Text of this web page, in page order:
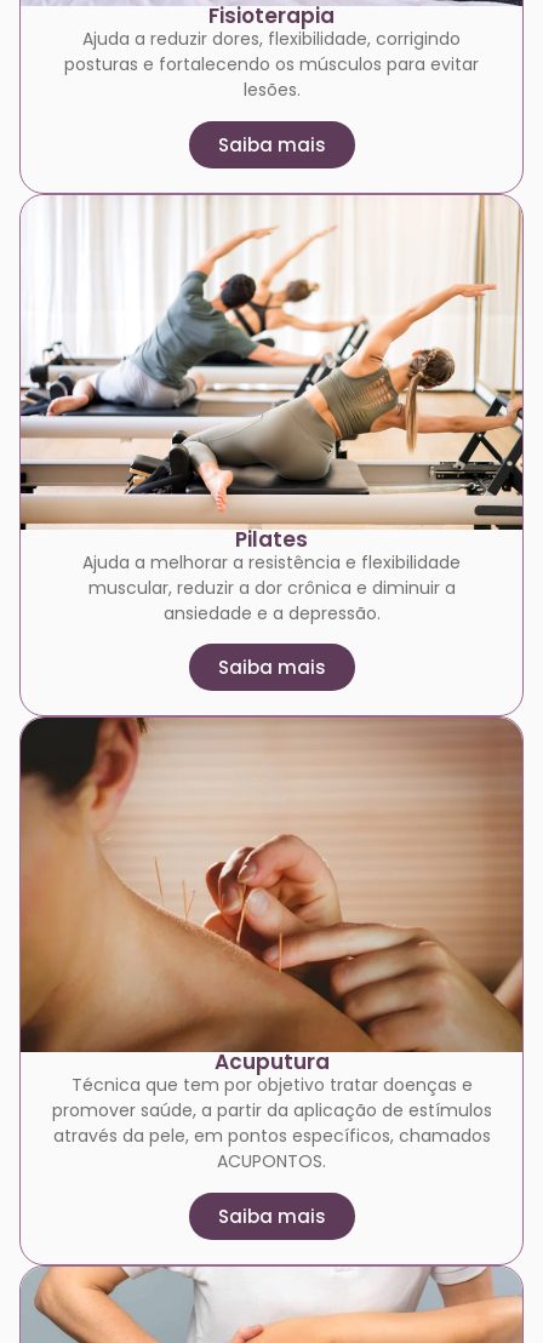
Fisioterapia
Ajuda a reduzir dores, flexibilidade, corrigindo
posturas e fortalecendo os músculos para evitar
lesões.
Saiba mais
Pilates
Ajuda a melhorar a resistência e flexibilidade
muscular, reduzir a dor crônica e diminuir a
ansiedade e a depressão.
Saiba mais
Acuputura
Técnica que tem por objetivo tratar doenças e
promover saúde, a partir da aplicação de estímulos
através da pele, em pontos específicos, chamados
ACUPONTOS.
Saiba mais